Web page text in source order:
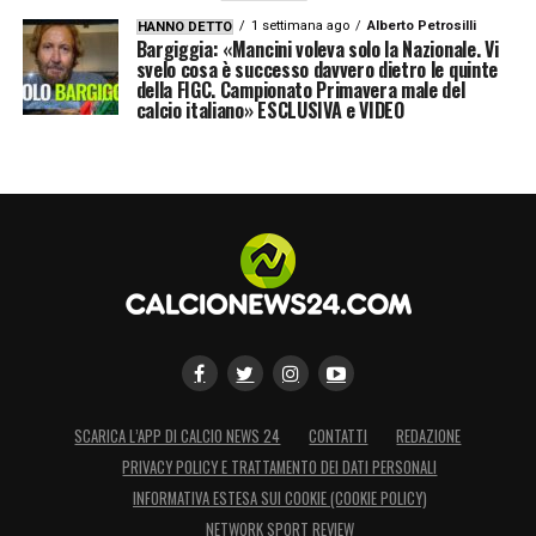
LA PLAYLIST DELLE NOSTRE TOP NEWS
HANNO DETTO 1 settimana ago Alberto Petrosilli
Bargiggia: «Mancini voleva solo la Nazionale. Vi
svelo cosa è successo davvero dietro le quinte
della FIGC. Campionato Primavera male del
calcio italiano» ESCLUSIVA e VIDEO
SCARICA L’APP DI CALCIO NEWS 24 CONTATTI
REDAZIONE
PRIVACY POLICY E TRATTAMENTO DEI DATI PERSONALI
INFORMATIVA ESTESA SUI COOKIE (COOKIE POLICY)
NETWORK SPORT REVIEW